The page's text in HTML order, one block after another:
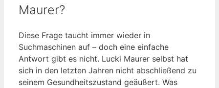
Maurer?
Diese Frage taucht immer wieder in
Suchmaschinen auf – doch eine einfache
Antwort gibt es nicht. Lucki Maurer selbst hat
sich in den letzten Jahren nicht abschließend zu
seinem Gesundheitszustand geäußert. Was